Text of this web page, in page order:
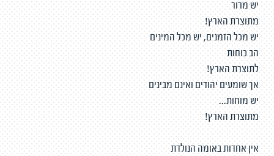
יש מרור
מתוצרת הארץ!
יש מכל הזמנים, יש מכל המינים
הב כוחות
לתוצרת הארץ!
אך שומעים יהודים ואינם מבינים
יש מוחות...
מתוצרת הארץ!
אין אחדות באומה הנולדת